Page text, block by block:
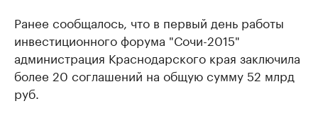
Ранее сообщалось, что в первый день работы
инвестиционного форума "Сочи-2015"
администрация Краснодарского края заключила
более 20 соглашений на общую сумму 52 млрд
руб.